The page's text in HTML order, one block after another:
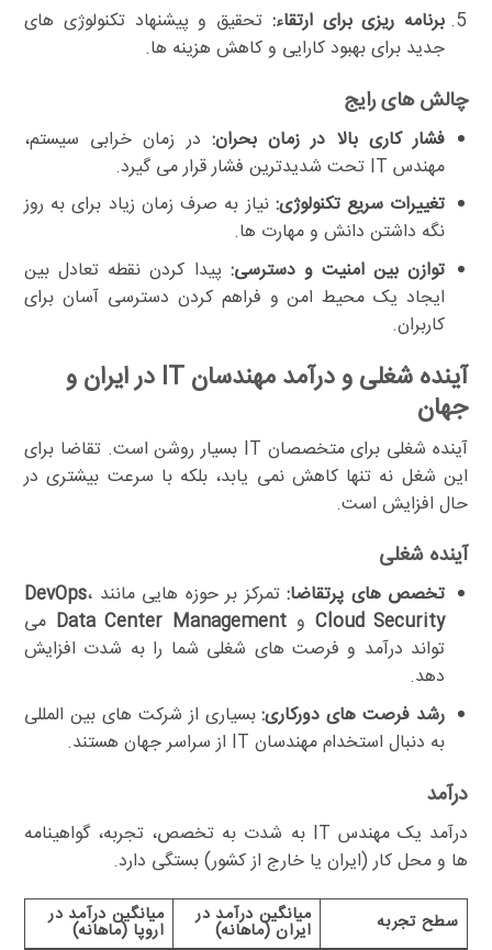
برنامه ریزی برای ارتقاء: تحقیق و پیشنهاد تکنولوژی های
جدید برای بهبود کارایی و کاهش هزینه ها.
چالش های رایج
فشار کاری بالا در زمان بحران: در زمان خرابی سیستم،
مهندس IT تحت شدیدترین فشار قرار می گیرد.
تغییرات سریع تکنولوژی: نیاز به صرف زمان زیاد برای به روز
نگه داشتن دانش و مهارت ها.
توازن بین امنیت و دسترسی: پیدا کردن نقطه تعادل بین
ایجاد یک محیط امن و فراهم کردن دسترسی آسان برای
کاربران.
آینده شغلی و درآمد مهندسان IT در ایران و
جهان
آینده شغلی برای متخصصان IT بسیار روشن است. تقاضا برای
این شغل نه تنها کاهش نمی یابد، بلکه با سرعت بیشتری در
حال افزایش است.
آینده شغلی
تخصص های پرتقاضا:تمرکز بر حوزه هایی مانند DevOps،
Cloud Security و Data Center Management می
تواند درآمد و فرصت های شغلی شما را به شدت افزایش
دهد.
رشد فرصت های دورکاری:بسیاری از شرکت های بین المللی
به دنبال استخدام مهندسان IT از سراسر جهان هستند.
درآمد
درآمد یک مهندس IT به شدت به تخصص، تجربه، گواهینامه
ها و محل کار (ایران یا خارج از کشور) بستگی دارد.
سطح تجربه میانگین درآمد در
ایران (ماهانه)
میانگین درآمد در
اروپا (ماهانه)